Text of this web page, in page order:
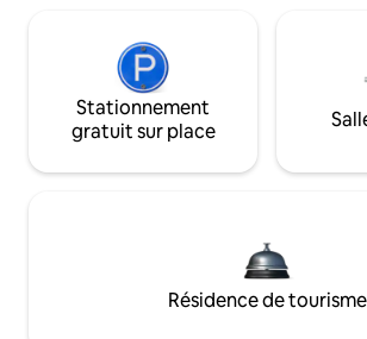
Stationnement
gratuit sur place
Résidence de tourisme